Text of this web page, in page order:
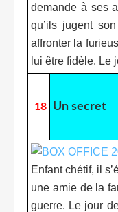
demande à ses
qu’ils jugent
affronter la
lui être fidèle. Le
18 Un secret
Enfant chétif, il
une amie de la
guerre. Le jour